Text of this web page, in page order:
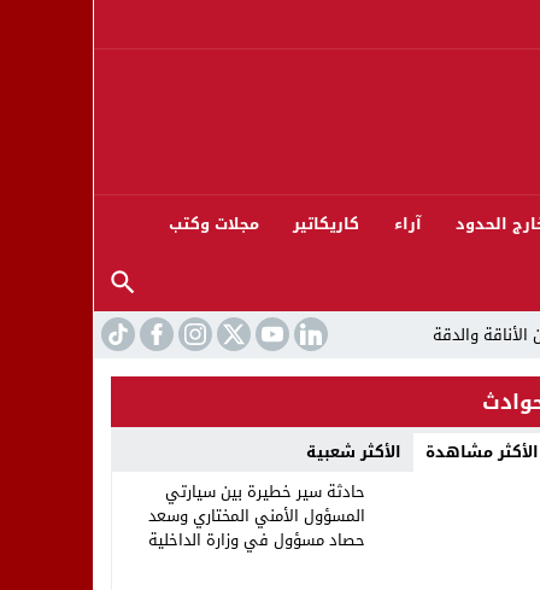
الحدود آراء كاريكاتير مجلات وكتب
بنزاهة النهائي
الأكثر مشاهدة الأكثر شعبية
حادثة سير خطيرة بين سيارتي
المسؤول الأمني المختاري وسعد
حصاد مسؤول في وزارة الداخلية